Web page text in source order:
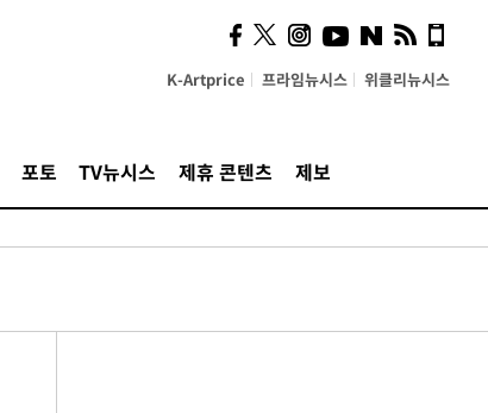
K-Artprice 프라임뉴시스 위클리뉴시스
포토 TV뉴시스 제휴 콘텐츠 제보
"5·8·9호선 출퇴근 혼잡,
정부 국비지원 필요"